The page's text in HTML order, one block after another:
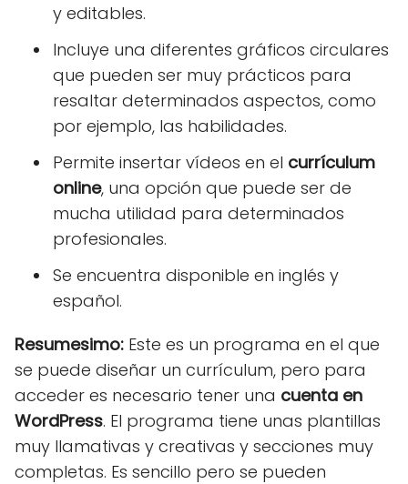
y editables.
Incluye una diferentes gráficos circulares
que pueden ser muy prácticos para
resaltar determinados aspectos, como
por ejemplo, las habilidades.
Permite insertar vídeos en el currículum
online, una opción que puede ser de
mucha utilidad para determinados
profesionales.
Se encuentra disponible en inglés y
español.
Resumesimo: Este es un programa en el que
se puede diseñar un currículum, pero para
acceder es necesario tener una cuenta en
WordPress. El programa tiene unas plantillas
muy llamativas y creativas y secciones muy
completas. Es sencillo pero se pueden